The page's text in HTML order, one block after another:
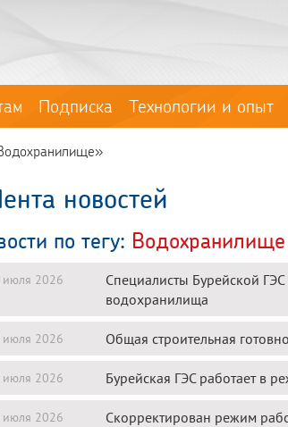
Подписка Технологии и опыт
новостей
по тегу: Водохранилище
июля 2026
Специалисты Бурейской
водохранилища
июля 2026 Общая строительная
июля 2026 Бурейская ГЭС работает в
июля 2026 Скорректирован режим